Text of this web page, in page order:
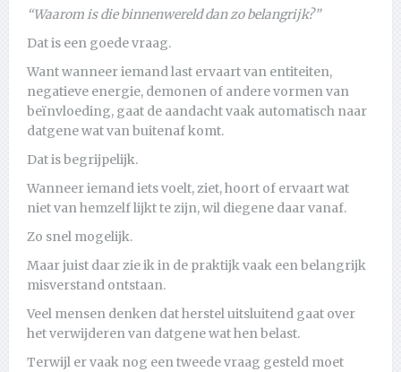
“Waarom is die binnenwereld dan zo belangrijk?”
Dat is een goede vraag.
Want wanneer iemand last ervaart van entiteiten,
negatieve energie, demonen of andere vormen van
beïnvloeding, gaat de aandacht vaak automatisch naar
datgene wat van buitenaf komt.
Dat is begrijpelijk.
Wanneer iemand iets voelt, ziet, hoort of ervaart wat
niet van hemzelf lijkt te zijn, wil diegene daar vanaf.
Zo snel mogelijk.
Maar juist daar zie ik in de praktijk vaak een belangrijk
misverstand ontstaan.
Veel mensen denken dat herstel uitsluitend gaat over
het verwijderen van datgene wat hen belast.
Terwijl er vaak nog een tweede vraag gesteld moet